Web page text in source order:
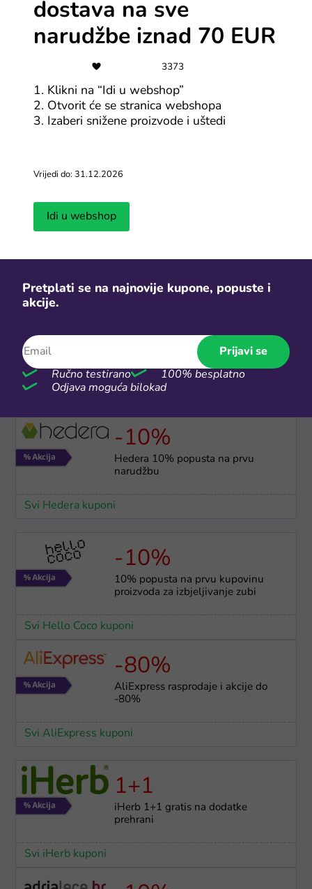
Akcija na ortopedska pomagala
Gratis dostava
Mushroom Cups besplatna dostava
Svi Mushroom Cups kuponi
Top ponuda
Poklon paketi Zorina Mast
Gratis dostava
Besplatna dostava za narudžbe
-10%
Hedera 10% popusta na prvu
narudžbu
Svi Hedera kuponi
-10%
10% popusta na prvu kupovinu
proizvoda za izbjeljivanje zubi
Svi Hello Coco kuponi
-80%
AliExpress rasprodaje i akcije do
-80%
Svi AliExpress kuponi
1+1
iHerb 1+1 gratis na dodatke
prehrani
Svi iHerb kuponi
dostava na sve
narudžbe iznad 70 EUR
3373
1. Klikni na “Idi u webshop”
2. Otvorit će se stranica webshopa
3. Izaberi snižene proizvode i uštedi
Vrijedi do: 31.12.2026
Idi u webshop
Pretplati se na najnovije kupone, popuste i
akcije.
Prijavi se
Ručno testirano
100% besplatno
Odjava moguća bilokad